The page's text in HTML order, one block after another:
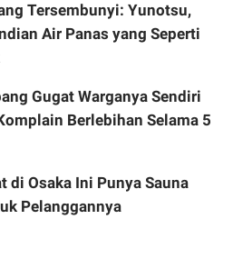
Tersembunyi: Yunotsu,
Air Panas yang Seperti
Gugat Warganya Sendiri
Berlebihan Selama 5
di Osaka Ini Punya Sauna
Pelanggannya